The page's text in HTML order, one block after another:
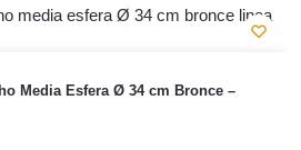
Media Esfera Ø 34 cm Bronce –